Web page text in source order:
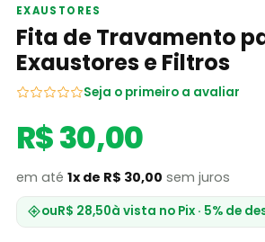
EXAUSTORES
Fita de Travamento
Exaustores e Filtros
Seja o primeiro a avaliar
R$ 30,00
em até 1x de R$ 30,00 sem juros
ouR$ 28,50à vista no Pix · 5% de